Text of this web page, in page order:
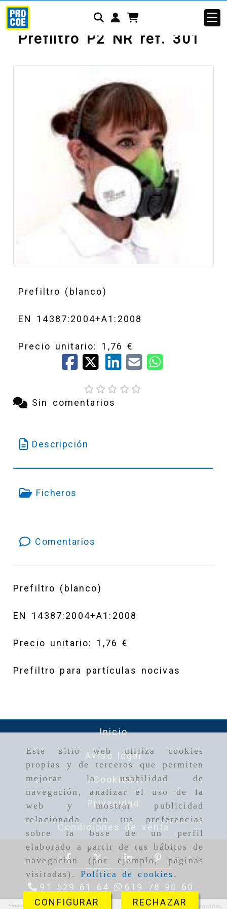
Este sitio web utiliza cookies
propias y de terceros que permiten
mejorar la usabilidad de
navegación, analizar el uso de la
web y mostrar publicidad
relacionada con tus preferencias
sobre la base de un perfil
elaborado a partir de tus hábitos de
navegación (por ejemplo, páginas
visitadas). Política de cookies .
CONFIGURAR RECHAZAR
Identifícate
Prefiltro P2 NR ref. 301
Prefiltro (blanco)
EN 14387:2004+A1:2008
Precio unitario: 1,76 €
Sin comentarios
Descripción
Ficheros
Comentarios
Prefiltro (blanco)
EN 14387:2004+A1:2008
Precio unitario: 1,76 €
Prefiltro para partículas nocivas
Inicio
Aviso legal
Cookies
Privacidad
Condiciones de venta
91 529 61 64 619 78 90 60